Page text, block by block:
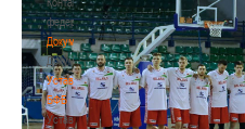
федерации
Документы
Документы
Устав
БФБ
Устав